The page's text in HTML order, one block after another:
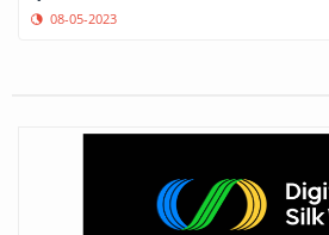
08-05-2023